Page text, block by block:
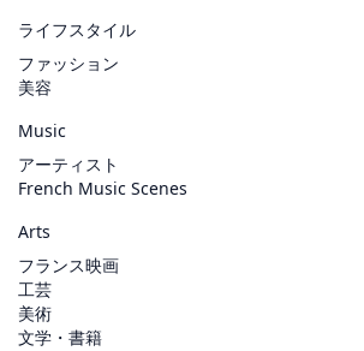
ライフスタイル
ファッション
美容
Music
アーティスト
French Music Scenes
Arts
フランス映画
工芸
美術
文学・書籍